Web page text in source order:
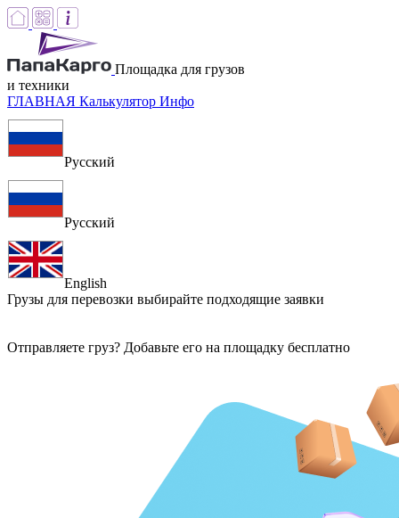
Площадка для грузов
и техники
ГЛАВНАЯ Калькулятор Инфо
Русский
Русский
English
Грузы для перевозки выбирайте подходящие заявки
Отправляете груз? Добавьте его на площадку бесплатно